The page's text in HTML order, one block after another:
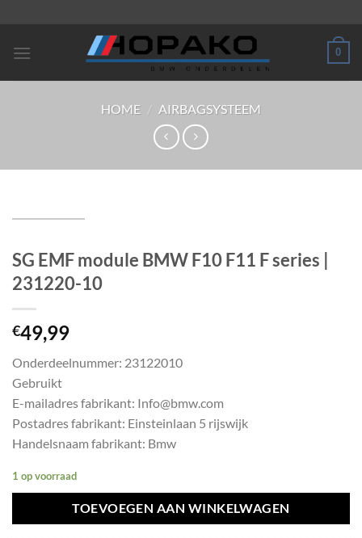
inhoud
0
HOME / AIRBAGSYSTEEM
SG EMF module BMW F10 F11 F series |
231220-10
€49,99
Onderdeelnummer: 23122010
Gebruikt
E-mailadres fabrikant: Info@bmw.com
Postadres fabrikant: Einsteinlaan 5 rijswijk
Handelsnaam fabrikant: Bmw
1 op voorraad
TOEVOEGEN AAN WINKELWAGEN